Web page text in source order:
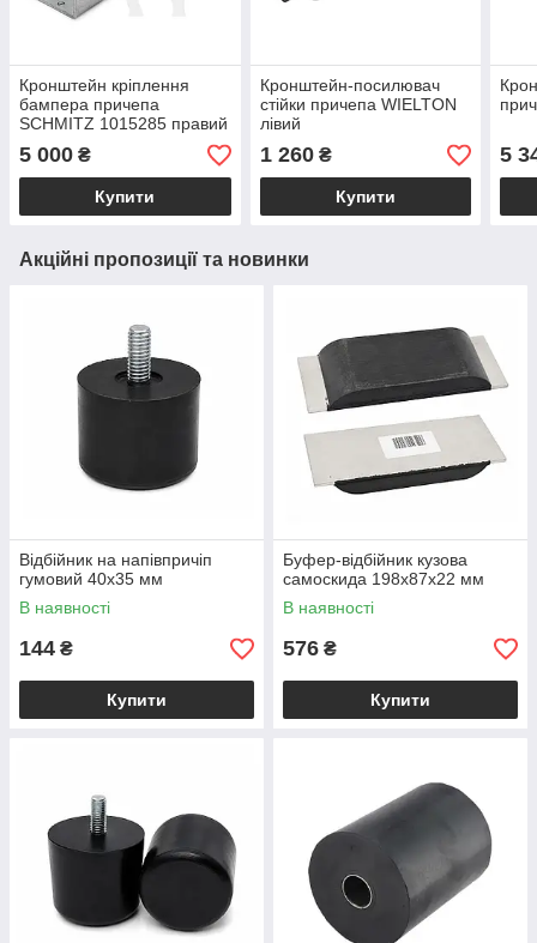
Кронштейн кріплення
бампера причепа
SCHMITZ 1015285 правий
5 000 ₴
Купити
Кронштейн-посилювач
стійки причепа WIELTON
лівий
1 260₴
Купити
5
Акційні пропозиції та новинки
Відбійник на напівпричіп
гумовий 40х35 мм
В наявності
144 ₴
Купити
Буфер-відбійник кузова
самоскида 198x87x22 мм
В наявності
576 ₴
Купити